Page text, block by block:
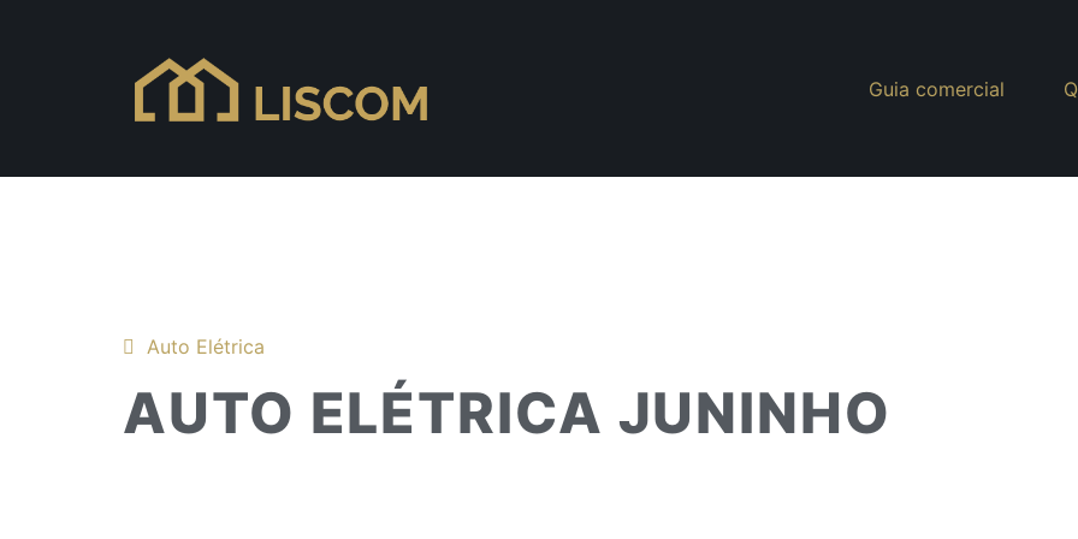
Guia comercial
Auto Elétrica
AUTO ELÉTRICA JUNINHO